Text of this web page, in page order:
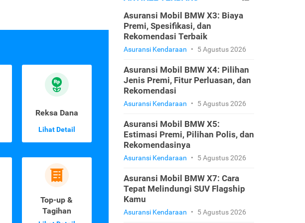
Reksa Dana
Lihat Detail
Top-up &
Tagihan
Asuransi Mobil BMW X3: Biaya
Premi, Spesifikasi, dan
Rekomendasi Terbaik
Asuransi Kendaraan • 5 Agustus 2026
Asuransi Mobil BMW X4: Pilihan
Jenis Premi, Fitur Perluasan, dan
Rekomendasi
Asuransi Kendaraan • 5 Agustus 2026
Asuransi Mobil BMW X5:
Estimasi Premi, Pilihan Polis, dan
Rekomendasinya
Asuransi Kendaraan • 5 Agustus 2026
Asuransi Mobil BMW X7: Cara
Tepat Melindungi SUV Flagship
Kamu
Asuransi Kendaraan • 5 Agustus 2026